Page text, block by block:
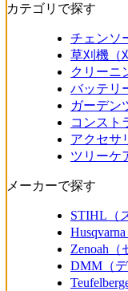
カテゴリで探す
チェンソ
草刈機（
クリーニ
バッテリ
ガーデン
コンスト
アクセサ
ツリーケ
メーカーで探す
STIHL（
Zenoah（
DMM（デ